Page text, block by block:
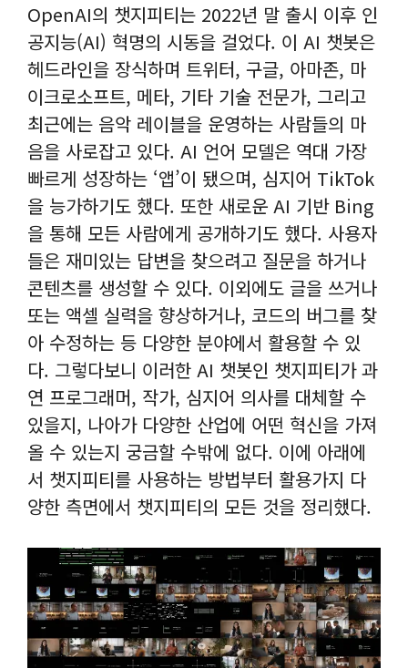
OpenAI의 챗지피티는 2022년 말 출시 이후 인
공지능(AI) 혁명의 시동을 걸었다. 이 AI 챗봇은
헤드라인을 장식하며 트위터, 구글, 아마존, 마
이크로소프트, 메타, 기타 기술 전문가, 그리고
최근에는 음악 레이블을 운영하는 사람들의 마
음을 사로잡고 있다. AI 언어 모델은 역대 가장
빠르게 성장하는 ‘앱’이 됐으며, 심지어 TikTok
을 능가하기도 했다. 또한 새로운 AI 기반 Bing
을 통해 모든 사람에게 공개하기도 했다. 사용자
들은 재미있는 답변을 찾으려고 질문을 하거나
콘텐츠를 생성할 수 있다. 이외에도 글을 쓰거나
또는 액셀 실력을 향상하거나, 코드의 버그를 찾
아 수정하는 등 다양한 분야에서 활용할 수 있
다. 그렇다보니 이러한 AI 챗봇인 챗지피티가 과
연 프로그래머, 작가, 심지어 의사를 대체할 수
있을지, 나아가 다양한 산업에 어떤 혁신을 가져
올 수 있는지 궁금할 수밖에 없다. 이에 아래에
서 챗지피티를 사용하는 방법부터 활용가지 다
양한 측면에서 챗지피티의 모든 것을 정리했다.